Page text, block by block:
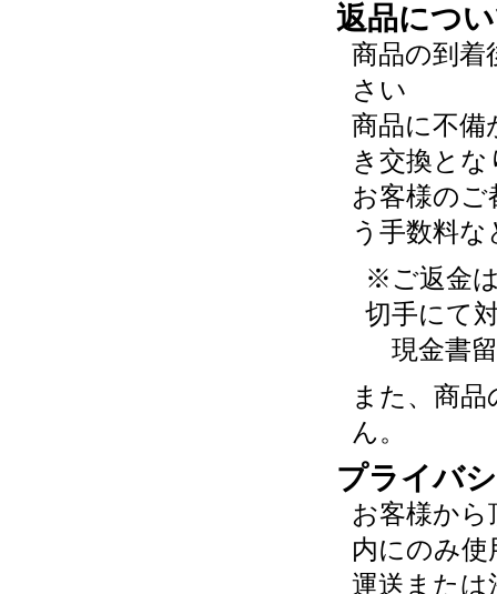
返品につ
商品の到着
さい
商品に不備
き交換と
お客様のご
う手数料
※ご返金
切手にて
現金書
また、商
ん。
プライバ
お客様か
内にのみ
運送または